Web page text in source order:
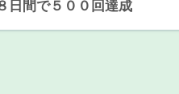
間で５００回達成